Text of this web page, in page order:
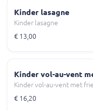
Kinder lasagne
Kinder lasagne
€ 13,00
Kinder vol-au-vent
Kinder vol-au-vent met
€ 16,20